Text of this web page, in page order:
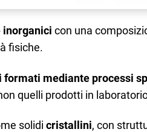
inorganici con una
fisiche.
formati mediante processi
quelli prodotti in
solidi cristallini, con